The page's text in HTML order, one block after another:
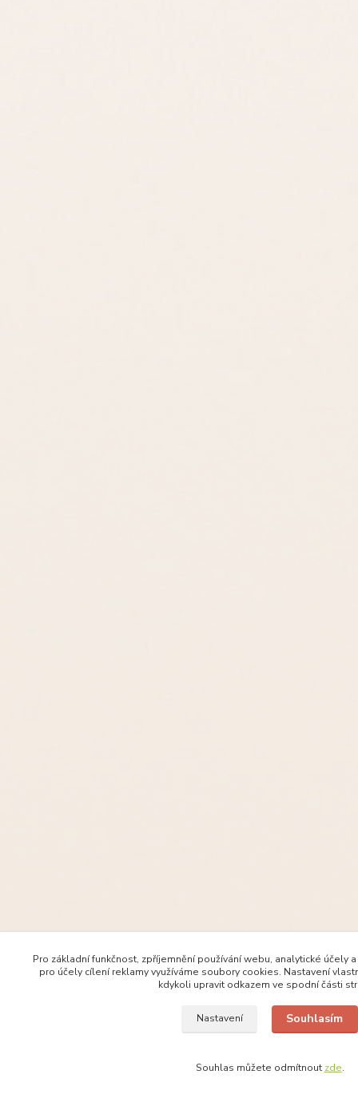
Pro základní funkčnost, zpříjemnění používání webu, analytické účely
pro účely cílení reklamy využíváme soubory cookies. Nastavení
kdykoli upravit odkazem ve spodní části
Nastavení Souhlasím
Souhlas můžete odmítnout zde.